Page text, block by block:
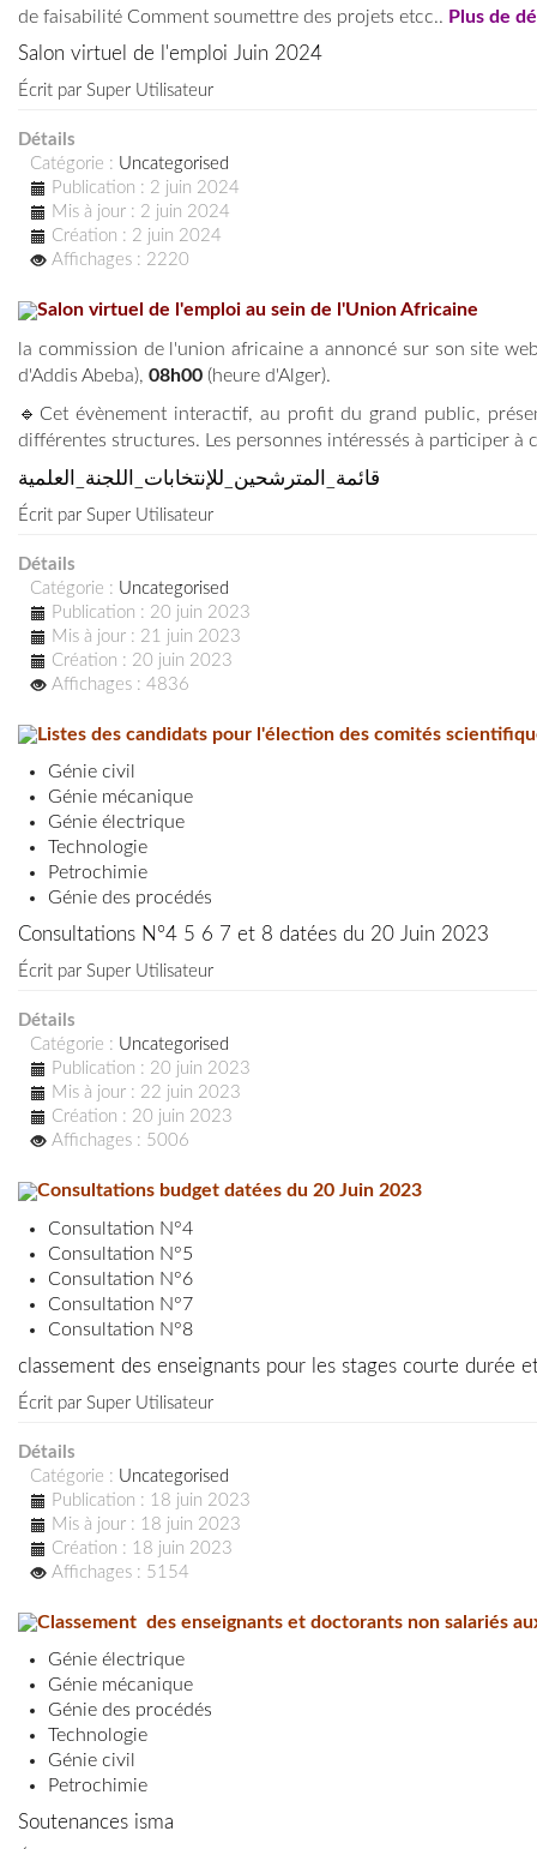
de faisabilité Comment soumettre des projets etcc.. Plus de
Salon virtuel de l'emploi Juin 2024
Écrit par Super Utilisateur
Détails
Catégorie : Uncategorised
Publication : 2 juin 2024
Mis à jour : 2 juin 2024
Création : 2 juin 2024
Affichages : 2220
Salon virtuel de l'emploi au sein de l'Union Africaine
la commission de l'union africaine a annoncé sur son site
d'Addis Abeba), 08h00 (heure d'Alger).
🔹Cet évènement interactif, au profit du grand public,
différentes structures. Les personnes intéressés à participer
قائمة_المترشحين_للإنتخابات_اللجنة_العلمية
Écrit par Super Utilisateur
Détails
Catégorie : Uncategorised
Publication : 20 juin 2023
Mis à jour : 21 juin 2023
Création : 20 juin 2023
Affichages : 4836
Listes des candidats pour l'élection des comités
Génie civil
Génie mécanique
Génie électrique
Technologie
Petrochimie
Génie des procédés
Consultations N°4 5 6 7 et 8 datées du 20 Juin 2023
Écrit par Super Utilisateur
Détails
Catégorie : Uncategorised
Publication : 20 juin 2023
Mis à jour : 22 juin 2023
Création : 20 juin 2023
Affichages : 5006
Consultations budget datées du 20 Juin 2023
Consultation N°4
Consultation N°5
Consultation N°6
Consultation N°7
Consultation N°8
classement des enseignants pour les stages courte durée
Écrit par Super Utilisateur
Détails
Catégorie : Uncategorised
Publication : 18 juin 2023
Mis à jour : 18 juin 2023
Création : 18 juin 2023
Affichages : 5154
Classement des enseignants et doctorants non salariés
Génie électrique
Génie mécanique
Génie des procédés
Technologie
Génie civil
Petrochimie
Soutenances isma